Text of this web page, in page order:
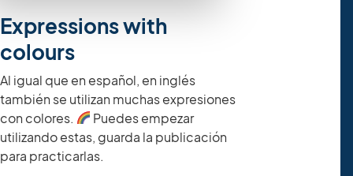
Expressions with
colours
Al igual que en español, en inglés
también se utilizan muchas expresiones
con colores.
Puedes empezar
utilizando estas, guarda la publicación
para practicarlas.